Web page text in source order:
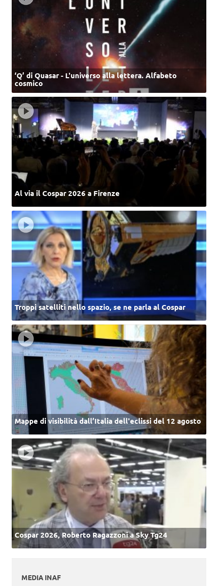
‘Q’ di Quasar - L'universo alla lettera. Alfabeto
cosmico
Al via il Cospar 2026 a Firenze
Troppi satelliti nello spazio, se ne parla al Cospar
Mappe di visibilità dall’Italia dell'eclissi del 12 agosto
Cospar 2026, Roberto Ragazzoni a Sky Tg24
MEDIA INAF